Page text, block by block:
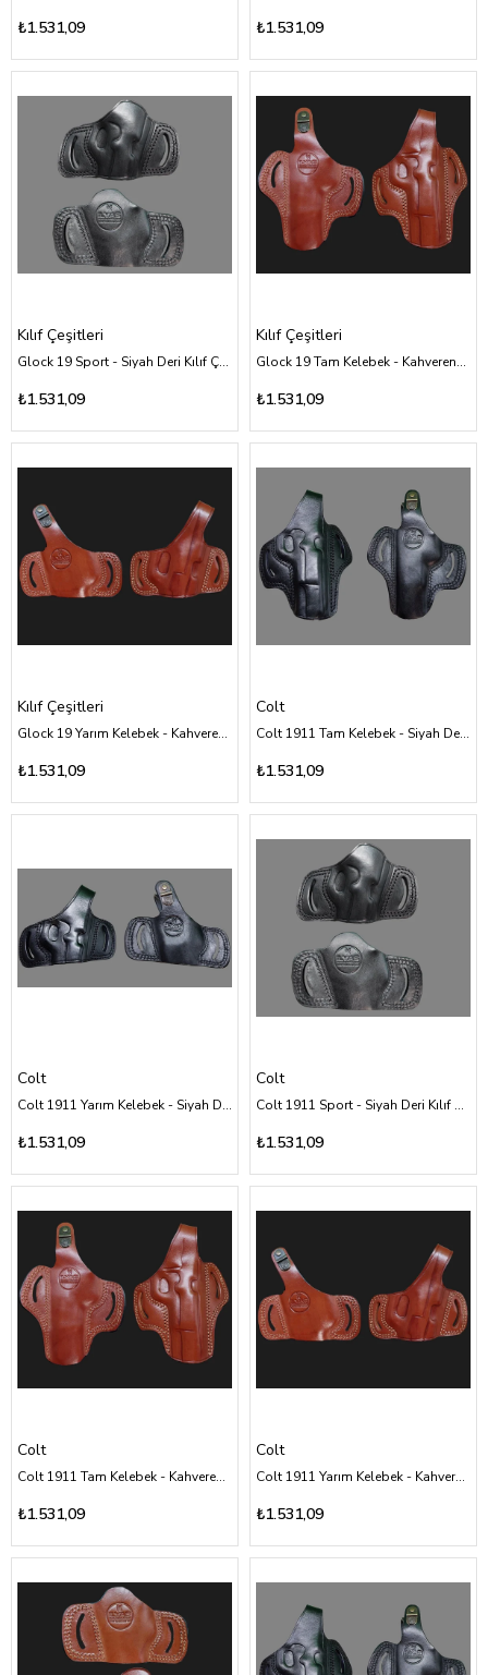
₺1.531,09 ₺1.531,09
Kılıf Çeşitleri
Glock 19 Sport - Siyah Deri Kılıf Çeşitleri
₺1.531,09
Kılıf Çeşitleri
Glock 19 Tam Kelebek - Kahverengi Deri Kılıf Çeşitleri
₺1.531,09
Kılıf Çeşitleri
Glock 19 Yarım Kelebek - Kahverengi Deri Kılıf Çeşitleri
₺1.531,09
Colt
Colt 1911 Tam Kelebek - Siyah Deri Kılıf Çeşitleri
₺1.531,09
Colt
Colt 1911 Yarım Kelebek - Siyah Deri Kılıf Çeşitleri
₺1.531,09
Colt
Colt 1911 Sport - Siyah Deri Kılıf Çeşitleri
₺1.531,09
Colt
Colt 1911 Tam Kelebek - Kahverengi Deri Kılıf Çeşitleri
₺1.531,09
Colt
Colt 1911 Yarım Kelebek - Kahverengi Deri Kılıf Çeşitleri
₺1.531,09